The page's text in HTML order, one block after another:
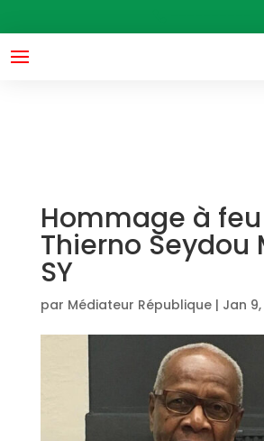
Control-Allow-Methods: GET, POST');
Control-Allow-Headers: X-Requested-
Hommage à feu
Thierno Seydou
SY
par Médiateur République| Jan